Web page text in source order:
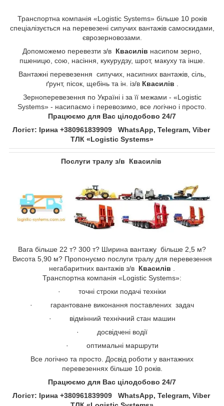
Транспортна компанія «Logistic Systems» більше 10 років
спеціалізується на перевезені сипучих вантажів самоскидами,
єврозерновозами.
Допоможемо перевезти з/в Квасилів​​​​​​​ ​​​​​​​насипом зерно,
пшеницю, сою, насіння, кукурудзу, шрот, макуху та інше.
Вантажні перевезення сипучих, насипних вантажів, сіль,
ґрунт, пісок, щебінь та ін. із/в Квасилів​​​​​​​ ​​​​​​​.
Зерноперевезення по Україні і за її межами - «Logistic
Systems» - насипаємо і перевозимо, все логічно і просто.
Працюємо для Вас цілодобово 24/7
Логіст: Ірина +380961839909 WhatsApp, Telegram, Viber
ТЛК «Logistic Systems»
Послуги тралу з/в Квасилів​​​​​​​
Вага більше 22 т? 300 т? Ширина вантажу більше 2,5 м?
Висота 5,90 м? Пропонуємо послуги тралу для перевезення
негабаритних вантажів з/в Квасилів​​​​​​​
Транспортна компанія «Logistic Systems»:
· точні строки подачі техніки
· гарантоване виконання поставлених задач
· відмінний технічний стан машин
· досвідчені водії
· оптимальні маршрути
Все логічно та просто. Досвід роботи у вантажних
перевезеннях більше 10 років.
Працюємо для Вас цілодобово 24/7
Логіст: Ірина +380961839909 WhatsApp, Telegram, Viber